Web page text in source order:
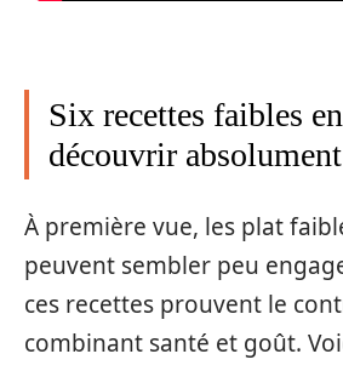
Six recettes faibles
découvrir absolument
À première vue, les plat
peuvent sembler peu
ces recettes prouvent le
combinant santé et goût.